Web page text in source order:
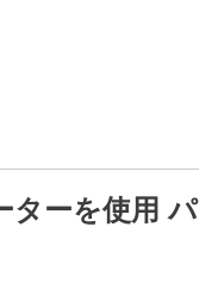
ターを使用 パ